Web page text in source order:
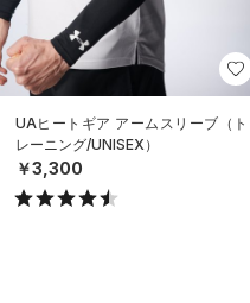
UAヒートギア アームスリーブ（ト
レーニング/UNISEX）
￥3,300